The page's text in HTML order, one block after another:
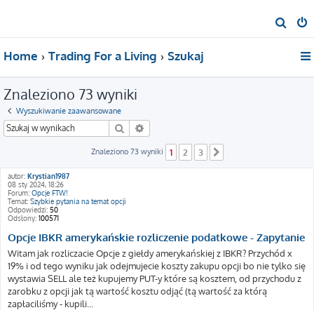
z
Home Trading For a Living Szukaj
Znaleziono 73 wyniki
Wyszukiwanie zaawansowane
Szukaj
Znaleziono 73 wyniki 1 2 3
autor: Krystian1987
08 sty 2024, 18:26
Forum: Opcje FTW!
Temat: Szybkie pytania na temat opcji
Odpowiedzi: 50
Odsłony: 100571
Opcje IBKR amerykańskie rozliczenie podatkowe - Zapytanie
Witam jak rozliczacie Opcje z giełdy amerykańskiej z IBKR? Przychód x
19% i od tego wyniku jak odejmujecie koszty zakupu opcji bo nie tylko się
wystawia SELL ale też kupujemy PUT-y które są kosztem, od przychodu z
zarobku z opcji jak tą wartość kosztu odjąć (tą wartość za którą
zapłaciliśmy - kupili...